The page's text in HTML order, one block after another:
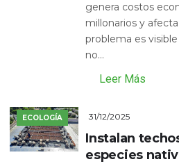
genera costos
millonarios y afecta
problema es
no...
Leer Más
ECOLOGÍA 31/12/2025
Instalan
especies